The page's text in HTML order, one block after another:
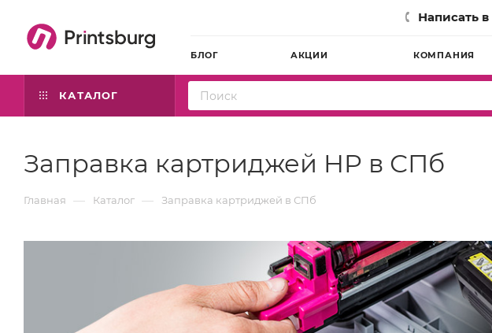
Написать
БЛОГ АКЦИИ КОМПАНИЯ
КАТАЛОГ
Заправка картриджей HP в СПб
Главная — Каталог — Заправка картриджей в СПб